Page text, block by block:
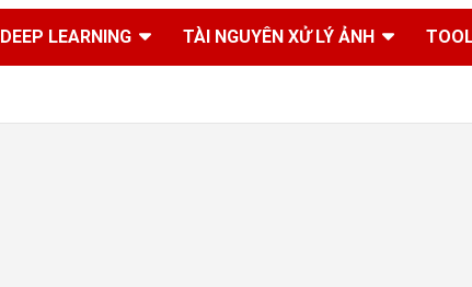
DEEP LEARNING TÀI NGUYÊN XỬ LÝ ẢNH